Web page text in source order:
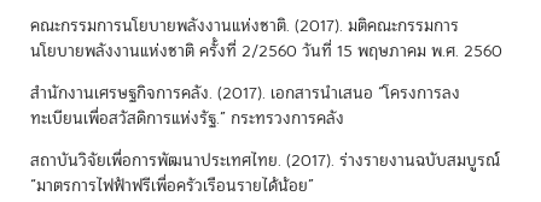
คณะกรรมการนโยบายพลังงานแห่งชาติ. (2017). มติคณะกรรมการ
นโยบายพลังงานแห่งชาติ ครั้งที่ 2/2560 วันที่ 15 พฤษภาคม พ.ศ. 2560
สำนักงานเศรษฐกิจการคลัง. (2017). เอกสารนำเสนอ “โครงการลง
ทะเบียนเพื่อสวัสดิการแห่งรัฐ.” กระทรวงการคลัง
สถาบันวิจัยเพื่อการพัฒนาประเทศไทย. (2017). ร่างรายงานฉบับสมบูรณ์
“มาตรการไฟฟ้าฟรีเพื่อครัวเรือนรายได้น้อย”